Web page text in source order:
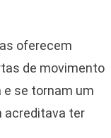
oferecem
de movimento
se tornam um
acreditava ter